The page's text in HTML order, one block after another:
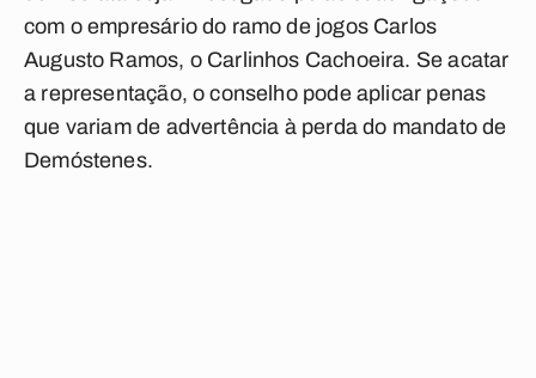
com o empresário do ramo de jogos Carlos
Augusto Ramos, o Carlinhos Cachoeira. Se acatar
a representação, o conselho pode aplicar penas
que variam de advertência à perda do mandato de
Demóstenes.